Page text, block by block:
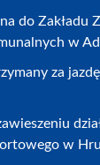
do Zakładu
w
za
w